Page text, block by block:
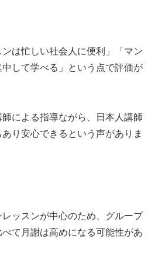
ンは忙しい社会人に便利」「マン
して学べる」という点で評価が
による指導ながら、日本人講師
り安心できるという声がありま
レッスンが中心のため、グループ
べて月謝は高めになる可能性があ